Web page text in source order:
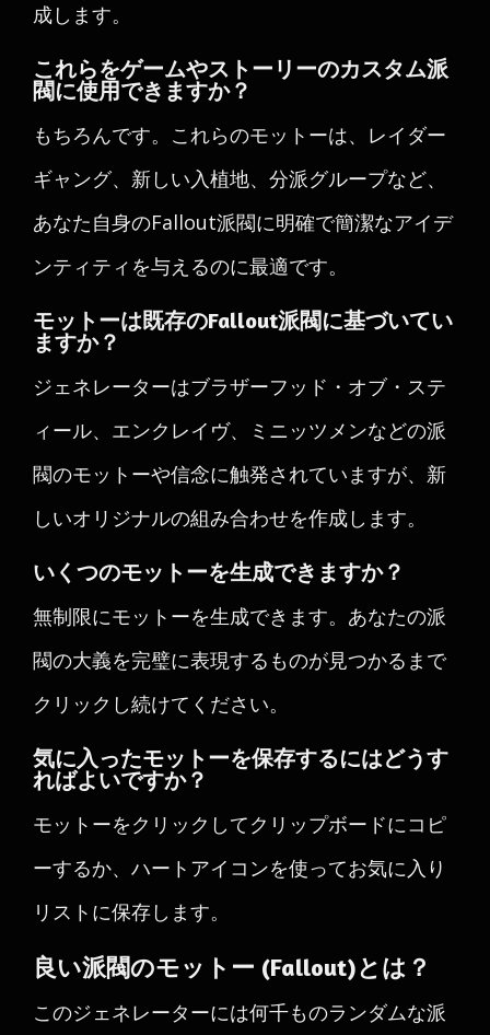
成します。
これらをゲームやストーリーのカスタム派
閥に使用できますか？
もちろんです。これらのモットーは、レイダー
ギャング、新しい入植地、分派グループなど、
あなた自身のFallout派閥に明確で簡潔なアイデ
ンティティを与えるのに最適です。
モットーは既存のFallout派閥に基づいてい
ますか？
ジェネレーターはブラザーフッド・オブ・ステ
ィール、エンクレイヴ、ミニッツメンなどの派
閥のモットーや信念に触発されていますが、新
しいオリジナルの組み合わせを作成します。
いくつのモットーを生成できますか？
無制限にモットーを生成できます。あなたの派
閥の大義を完璧に表現するものが見つかるまで
クリックし続けてください。
気に入ったモットーを保存するにはどうす
ればよいですか？
モットーをクリックしてクリップボードにコピ
ーするか、ハートアイコンを使ってお気に入り
リストに保存します。
良い派閥のモットー (Fallout)とは？
このジェネレーターには何千ものランダムな派